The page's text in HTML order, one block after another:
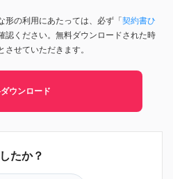
形の利用にあたっては、必ず「契約書ひ
認ください。無料ダウンロードされた時
せていただきます。
ウンロード